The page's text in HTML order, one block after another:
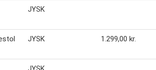
JYSK
JYSK 1.299,00 kr.